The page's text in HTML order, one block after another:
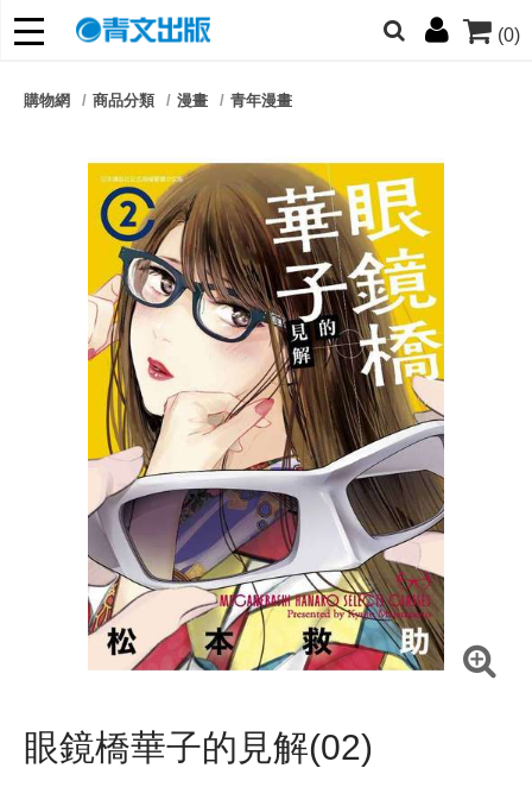
(0)
朋友們，提高警覺！
購物網 商品分類 漫畫 青年漫畫
眼鏡橋華子的見解(02)